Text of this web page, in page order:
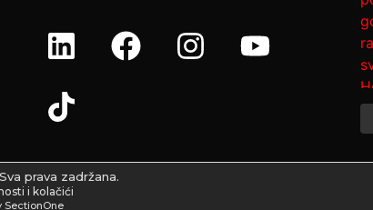
prava zadržana.
i kolačići
SectionOne